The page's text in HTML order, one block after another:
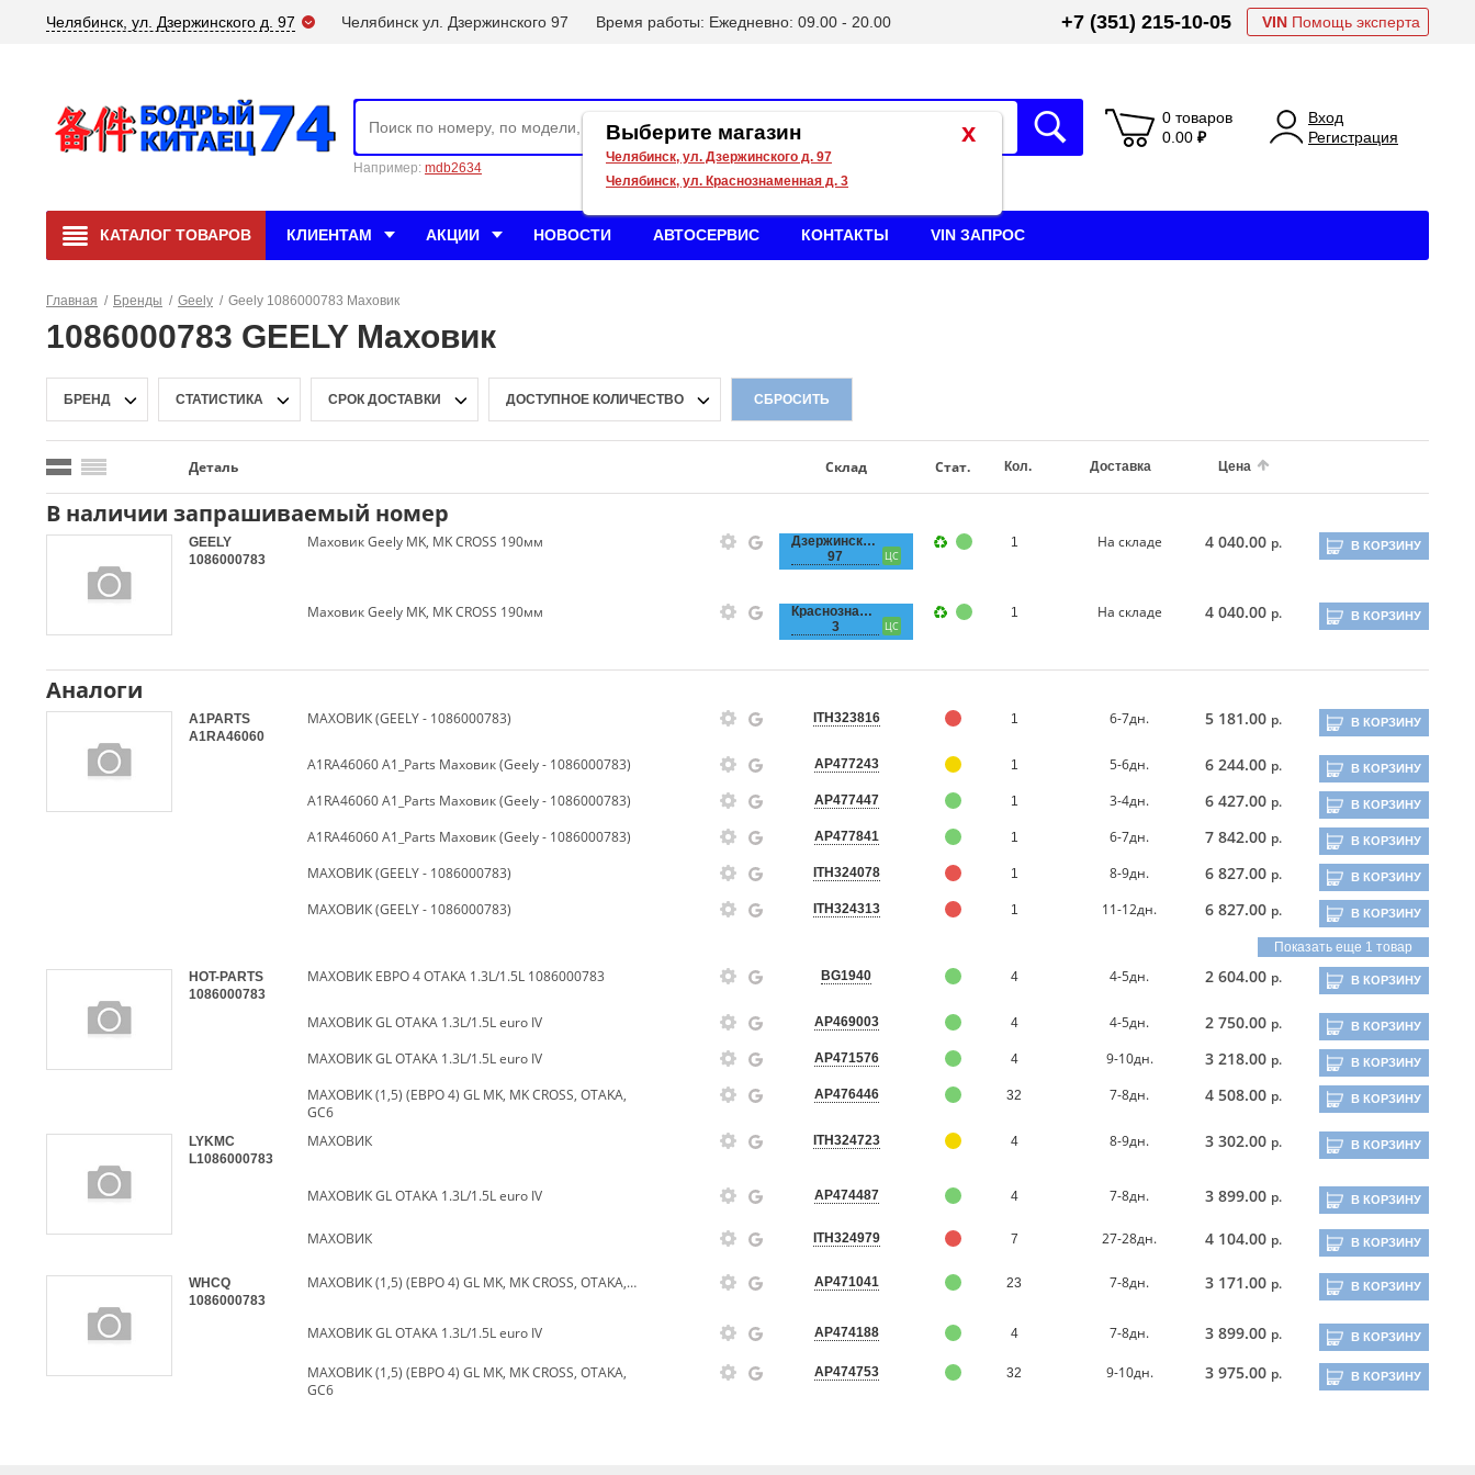
Челябинск, ул. Дзержинского д. 97 Челябинск ул. Дзержинского 97 Время работы: Ежедневно: 09.00 - 20.00 +7 (351) 215-10-05 VIN Помощь эксперта
Например: mdb2634
0 товаров
0.00 ₽
Вход
Регистрация
КАТАЛОГ ТОВАРОВ КЛИЕНТАМ АКЦИИ НОВОСТИ АВТОСЕРВИС КОНТАКТЫ VIN ЗАПРОС
Главная / Бренды / Geely / Geely 1086000783 Маховик
1086000783 GEELY Маховик
БРЕНД СТАТИСТИКА СРОК ДОСТАВКИ ДОСТУПНОЕ КОЛИЧЕСТВО СБРОСИТЬ
Деталь Склад Стат. Кол. Доставка Цена
В наличии запрашиваемый номер
GEELY
1086000783
Маховик Geely MK, MK CROSS 190мм
Дзержинского,
97
ЦС
1 На складе 4 040.00 р. В КОРЗИНУ
Маховик Geely MK, MK CROSS 190мм
Краснознаменная,
3
ЦС
1 На складе 4 040.00 р. В КОРЗИНУ
Аналоги
A1PARTS
A1RA46060
МАХОВИК (GEELY - 1086000783) ITH323816 1 6-7дн. 5 181.00 р. В КОРЗИНУ
A1RA46060 A1_Parts Маховик (Geely - 1086000783) AP477243 1 5-6дн. 6 244.00 р. В КОРЗИНУ
A1RA46060 A1_Parts Маховик (Geely - 1086000783) AP477447 1 3-4дн. 6 427.00 р. В КОРЗИНУ
A1RA46060 A1_Parts Маховик (Geely - 1086000783) AP477841 1 6-7дн. 7 842.00 р. В КОРЗИНУ
МАХОВИК (GEELY - 1086000783) ITH324078 1 8-9дн. 6 827.00 р. В КОРЗИНУ
МАХОВИК (GEELY - 1086000783) ITH324313 1 11-12дн. 6 827.00 р. В КОРЗИНУ
Показать еще 1 товар
HOT-PARTS
1086000783
МАХОВИК ЕВРО 4 OTAKA 1.3L/1.5L 1086000783 BG1940 4 4-5дн. 2 604.00 р. В КОРЗИНУ
МАХОВИК GL OTAKA 1.3L/1.5L euro IV AP469003 4 4-5дн. 2 750.00 р. В КОРЗИНУ
МАХОВИК GL OTAKA 1.3L/1.5L euro IV AP471576 4 9-10дн. 3 218.00 р. В КОРЗИНУ
МАХОВИК (1,5) (ЕВРО 4) GL MK, MK CROSS, OTAKA,
GC6
AP476446 32 7-8дн. 4 508.00 р. В КОРЗИНУ
LYKMC
L1086000783
МАХОВИК ITH324723 4 8-9дн. 3 302.00 р. В КОРЗИНУ
МАХОВИК GL OTAKA 1.3L/1.5L euro IV AP474487 4 7-8дн. 3 899.00 р. В КОРЗИНУ
МАХОВИК ITH324979 7 27-28дн. 4 104.00 р. В КОРЗИНУ
WHCQ
1086000783
МАХОВИК (1,5) (ЕВРО 4) GL MK, MK CROSS, OTAKA, GC6 AP471041 23 7-8дн. 3 171.00 р. В КОРЗИНУ
МАХОВИК GL OTAKA 1.3L/1.5L euro IV AP474188 4 7-8дн. 3 899.00 р. В КОРЗИНУ
МАХОВИК (1,5) (ЕВРО 4) GL MK, MK CROSS, OTAKA,
GC6
AP474753 32 9-10дн. 3 975.00 р. В КОРЗИНУ
x
Выберите магазин
Челябинск, ул. Дзержинского д. 97
Челябинск, ул. Краснознаменная д. 3